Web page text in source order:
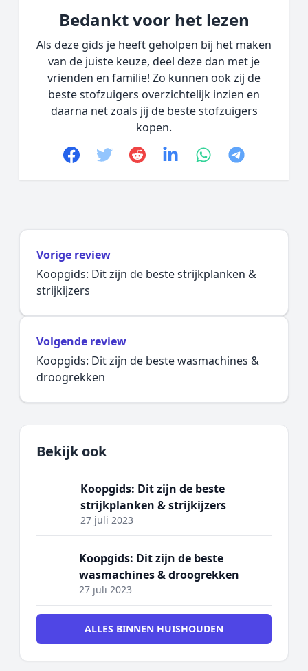
Bedankt voor het lezen
Als deze gids je heeft geholpen bij het maken
van de juiste keuze, deel deze dan met je
vrienden en familie! Zo kunnen ook zij de
beste stofzuigers overzichtelijk inzien en
daarna net zoals jij de beste stofzuigers
kopen.
Facebook
TwitterRedditlinkedinwhatsapp
telegram
Vorige review
Koopgids: Dit zijn de beste strijkplanken &
strijkijzers
Volgende review
Koopgids: Dit zijn de beste wasmachines &
droogrekken
Bekijk ook
Koopgids: Dit zijn de beste
strijkplanken & strijkijzers
27 juli 2023
Koopgids: Dit zijn de beste
wasmachines & droogrekken
27 juli 2023
ALLES BINNEN HUISHOUDEN